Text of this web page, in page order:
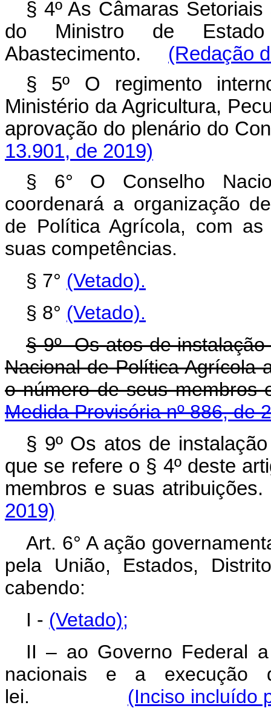
§ 4º As Câmaras
do Ministro de
Abastecimento. (Redação
§ 5º O regimento
Ministério da Agricultura,
aprovação do plenário do
13.901, de 2019)
§ 6° O Conselho
coordenará a organização
de Política Agrícola, com
suas competências.
§ 7° (Vetado).
§ 8° (Vetado).
§ 9º Os atos de
Nacional de Política Agrícola
o número de seus
Medida Provisória nº 886, de
§ 9º Os atos de
que se refere o § 4º deste
membros e suas
2019)
Art. 6° A ação
pela União, Estados,
cabendo:
I - (Vetado);
II – ao Governo Federal
nacionais e a execução
lei.
(Inciso incluído